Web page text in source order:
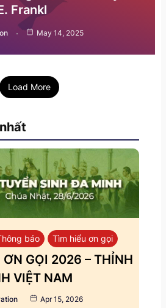
Frankl
May 14, 2025
Load More
báo Tìm hiểu ơn gọi
ƠN GỌI 2026 – THỈNH
VIỆT NAM
Apr 15, 2026